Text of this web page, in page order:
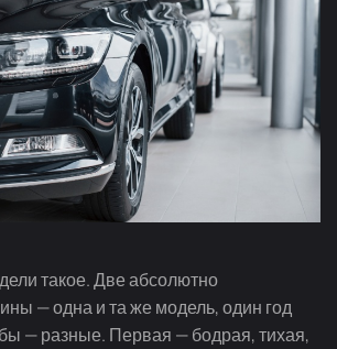
такое. Две абсолютно
— одна и та же модель, один год
— разные. Первая — бодрая, тихая,